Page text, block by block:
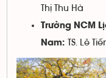
Thị Thu Hà
Trưởng NCM
Nam: TS. Lê